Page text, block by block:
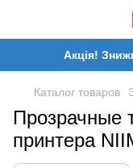
Акція!
Каталог товаров
Прозрачные
принтера